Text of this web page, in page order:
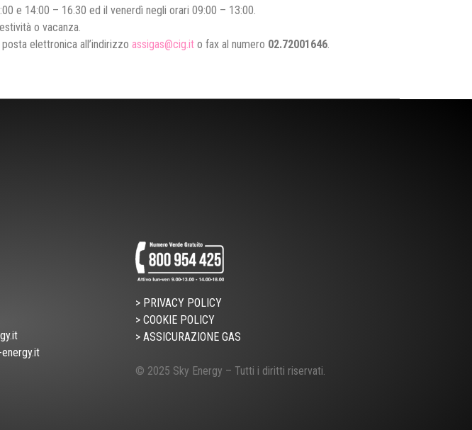
e 14:00 – 16.30 ed il venerdì negli orari 09:00 – 13:00.
o vacanza.
elettronica all’indirizzo assigas@cig.it o fax al numero 02.72001646
> PRIVACY POLICY
> COOKIE POLICY
> ASSICURAZIONE GAS
© 2025 Sky Energy – Tutti i diritti riservati.